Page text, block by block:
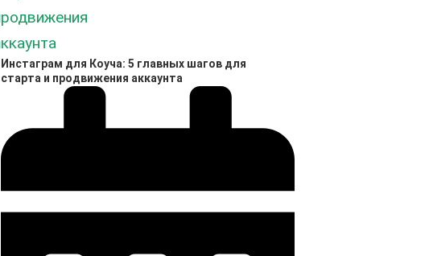
Инстаграм для Коуча: 5 главных шагов для
старта и продвижения аккаунта